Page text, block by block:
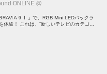
ONLINE @
9 Ⅱ」で、RGB Mini LEDバックラ
体験！ これは、“新しいテレビのカテゴリ